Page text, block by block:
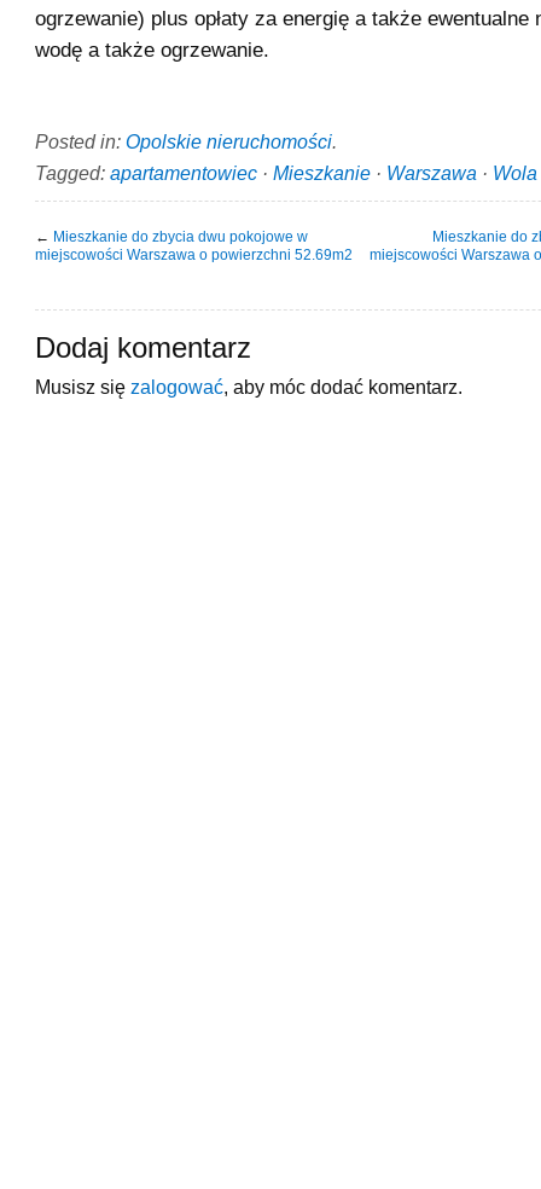
ogrzewanie) plus opłaty za energię a także ewentualne
wodę a także ogrzewanie.
Posted in: Opolskie nieruchomości.
Tagged: apartamentowiec · Mieszkanie · Warszawa · Wola
← Mieszkanie do zbycia dwu pokojowe w
miejscowości Warszawa o powierzchni 52.69m2
Mieszkanie do
miejscowości Warszawa
Dodaj komentarz
Musisz się zalogować , aby móc dodać komentarz.